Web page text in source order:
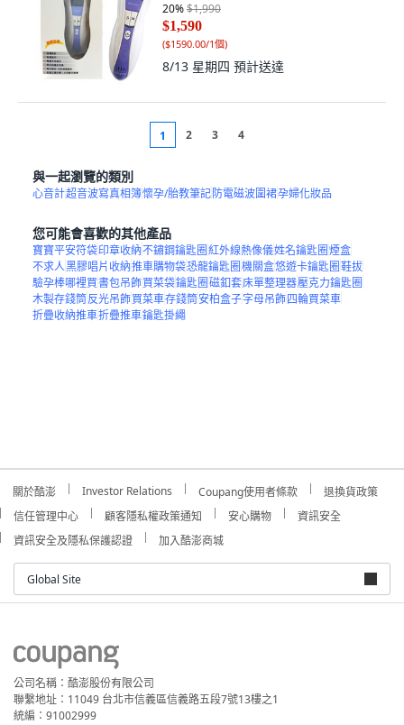
20%$1,990
$1,590
($1590.00/1個)
8/13 星期四 預計送達
1 2 3 4
與一起瀏覽的類別
心音計超音波寫真相簿懷孕/胎教筆記防電磁波圍裙孕婦化妝品
您可能會喜歡的其他產品
寶寶平安符袋印章收納不鏽鋼鑰匙圈紅外線熱像儀姓名鑰匙圈煙盒
不求人黑膠唱片收納推車購物袋恐龍鑰匙圈機關盒悠遊卡鑰匙圈鞋拔
驗孕棒哪裡買書包吊飾買菜袋鑰匙圈磁釦套床單整理器壓克力鑰匙圈
木製存錢筒反光吊飾買菜車存錢筒安柏盒子字母吊飾四輪買菜車
折疊收納推車折疊推車鑰匙掛繩
關於酷澎 Investor Relations Coupang使用者條款
退換貨政策
信任管理中心
顧客隱私權政策通知 安心購物
資訊安全
資訊安全及隱私保護認證
加入酷澎商城
Global Site
公司名稱：酷澎股份有限公司
聯繫地址：11049 台北市信義區信義路五段7號13樓之1
統編：91002999